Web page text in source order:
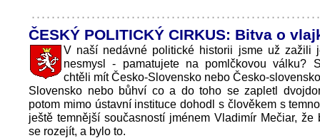
ČESKÝ POLITICKÝ CIRKUS: Bitva o
V naší nedávné politické historii jsme už zažili
nesmysl - pamatujete na pomlčkovou válku?
chtěli mít Česko-Slovensko nebo Česko-
Slovensko nebo bůhví co a do toho se zapletl
potom mimo ústavní instituce dohodl s člověkem s
ještě temnější současností jménem Vladimír Mečiar, že
se rozejít, a bylo to.